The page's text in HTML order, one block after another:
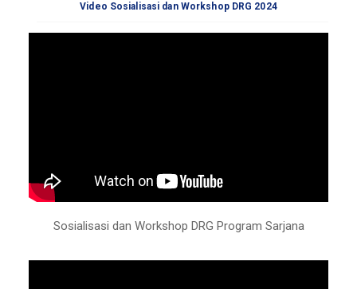
Video Sosialisasi dan Workshop DRG 2024
Sosialisasi dan Workshop DRG Program Sarjana